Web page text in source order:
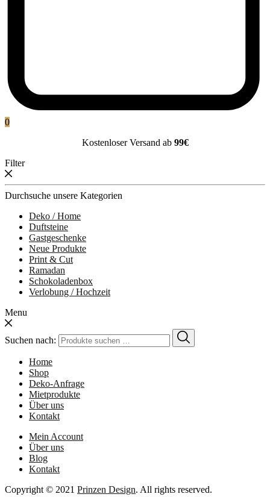
0
Kostenloser Versand ab 99€
Filter
Durchsuche unsere Kategorien
Deko / Home
Duftsteine
Gastgeschenke
Neue Produkte
Print & Cut
Ramadan
Schokoladenbox
Verlobung / Hochzeit
Menu
Suchen nach:
Home
Shop
Deko-Anfrage
Mietprodukte
Über uns
Kontakt
Mein Account
Über uns
Blog
Kontakt
Copyright © 2021 Prinzen Design. All rights reserved.